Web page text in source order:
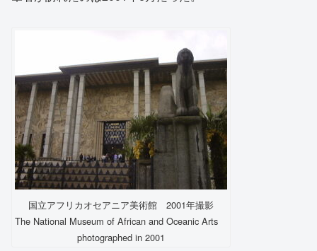
国立アフリカオセアニア美術館 2001年撮影
The National Museum of African and Oceanic Arts
photographed in 2001